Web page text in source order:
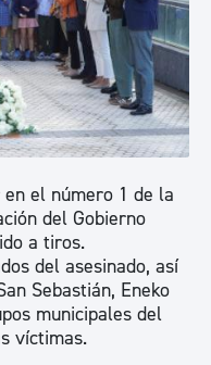
el número 1 de la
del Gobierno
a tiros.
del asesinado, así
Sebastián, Eneko
municipales del
víctimas.